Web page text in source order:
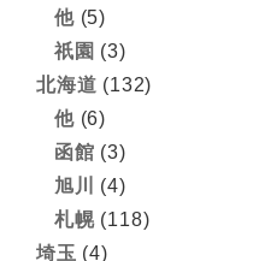
他(5)
祇園 (3)
北海道 (132)
他(6)
函館 (3)
旭川
(4)
札幌(118)
埼玉 (4)